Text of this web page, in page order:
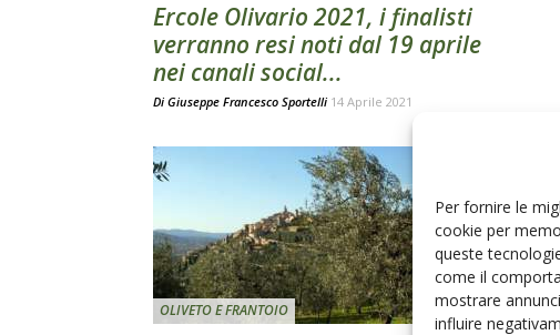
Per fornire le
cookie per
queste
come il
mostrare
influire
Ercole Olivario 2021, i finalisti
verranno resi noti dal 19 aprile
nei canali social...
Di Giuseppe Francesco Sportelli 14 Aprile 2021
OLIVETO E FRANTOIO